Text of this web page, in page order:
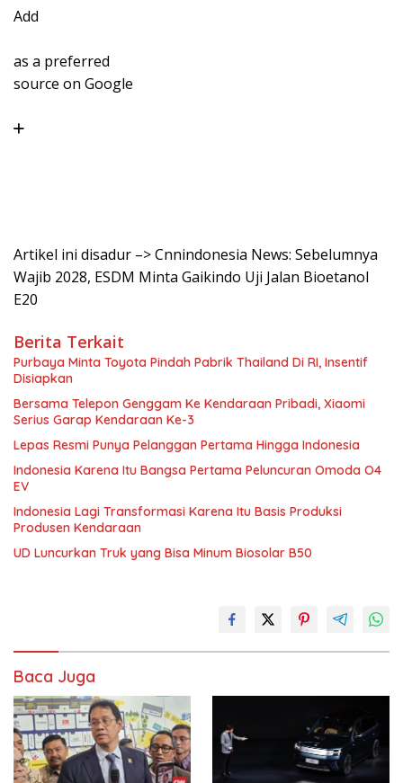
Add
as a preferred
source on Google
Artikel ini disadur –> Cnnindonesia News: Sebelumnya
Wajib 2028, ESDM Minta Gaikindo Uji Jalan Bioetanol
E20
Berita Terkait
Purbaya Minta Toyota Pindah Pabrik Thailand Di RI, Insentif
Disiapkan
Bersama Telepon Genggam Ke Kendaraan Pribadi, Xiaomi
Serius Garap Kendaraan Ke-3
Lepas Resmi Punya Pelanggan Pertama Hingga Indonesia
Indonesia Karena Itu Bangsa Pertama Peluncuran Omoda O4
EV
Indonesia Lagi Transformasi Karena Itu Basis Produksi
Produsen Kendaraan
UD Luncurkan Truk yang Bisa Minum Biosolar B50
Baca Juga